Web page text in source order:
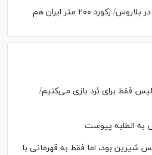
آتش‌بازی دونده ایرانی در بلاروس/ رکورد ۲۰۰ متر ایران هم
فقط برای بُرد بازی می‌کنیم/
به الطلبه پیوست
شیرین بود، اما فقط به قهرمانی با